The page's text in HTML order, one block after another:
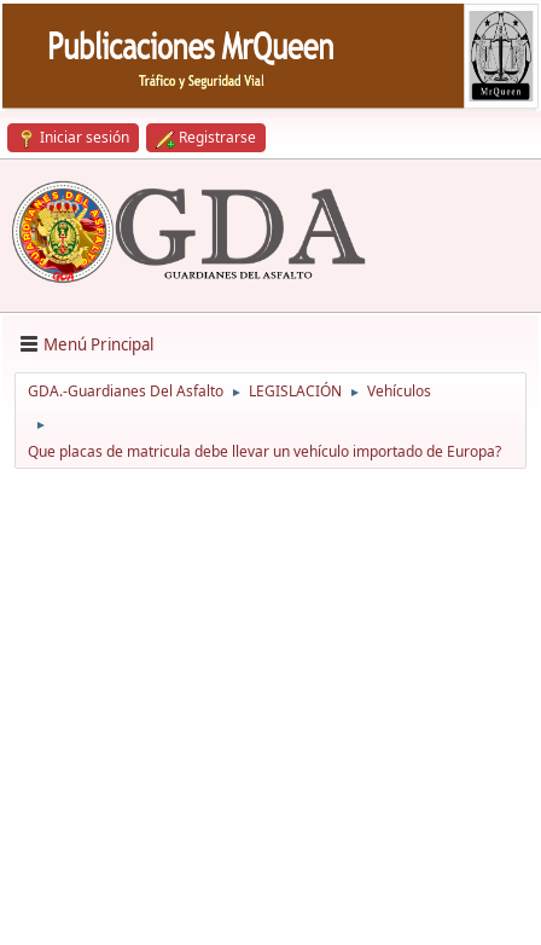
Iniciar sesión Registrarse
Menú Principal
GDA.-Guardianes Del Asfalto ► LEGISLACIÓN ► Vehículos
►
Que placas de matricula debe llevar un vehículo importado de Europa?